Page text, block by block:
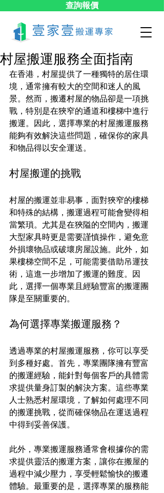
查詢報價
村屋搬運服務全面指南
在香港，村屋提供了一種獨特的居住環
境，通常擁有較大的空間和迷人的風
景。然而，搬遷村屋的物品卻是一項挑
戰，特別是在狹窄的通道和樓梯中進行
搬運。因此，選擇專業的村屋搬運服務
能夠有效解決這些問題，確保你的家具
和物品得以安全運送。
村屋搬運的挑戰
村屋的搬運並非易事，面對狹窄的樓梯
和特殊的結構，搬運過程可能會變得相
當繁瑣。尤其是在狹隘的空間內，搬運
大型家具時更是需要謹慎操作，避免意
外損壞物品或破壞房屋設施。此外，如
果樓梯空間不足，可能需要借助吊運技
術，這進一步增加了搬運的難度。因
此，選擇一個專業且經驗豐富的搬運團
隊是至關重要的。
為何選擇專業搬運服務？
透過專業的村屋搬運服務，你可以享受
到多種好處。首先，專業團隊擁有豐富
的搬運經驗，能針對每個客戶的具體需
求提供量身訂製的解決方案。這些專業
人士熟悉村屋環境，了解如何處理不同
的搬運挑戰，從而確保物品在運送過程
中得到妥善保護。
此外，專業搬運服務通常會根據你的需
求提供靈活的搬運方案，讓你在搬屋的
過程中減少壓力，享受輕鬆愉快的搬遷
體驗。最重要的是，選擇專業的服務能